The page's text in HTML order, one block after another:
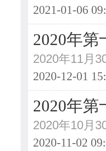
2021-01-06
2020年
2020年11月
2020-12-01
2020年
2020年10月
2020-11-02